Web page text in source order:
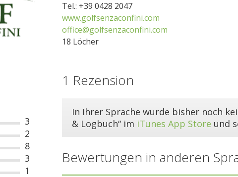
Tel.: +39 0428 2047
www.golfsenzaconfini.com
office@golfsenzaconfini.com
18 Löcher
3
2
8
3
1
1 Rezension
In Ihrer Sprache wurde bisher noch
& Logbuch“ im iTunes App Store und
Bewertungen in anderen